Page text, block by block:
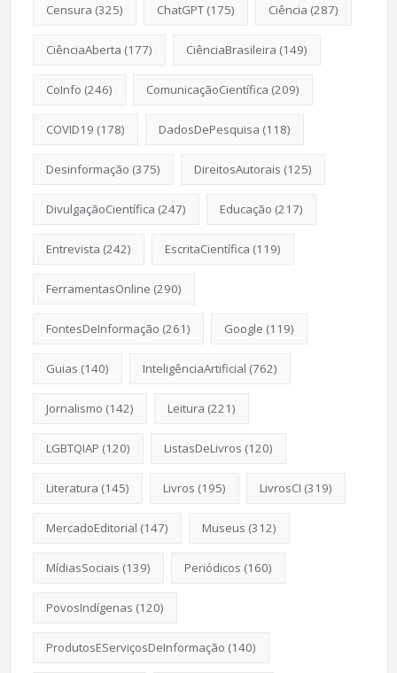
Censura (325) ChatGPT(175) Ciência (287)
CiênciaAberta (177) CiênciaBrasileira (149)
CoInfo (246) ComunicaçãoCientífica (209)
COVID19 (178) DadosDePesquisa (118)
Desinformação (375) DireitosAutorais (125)
DivulgaçãoCientífica (247) Educação (217)
Entrevista (242) EscritaCientífica (119)
FerramentasOnline (290)
FontesDeInformação (261) Google (119)
Guias (140) InteligênciaArtificial (762)
Jornalismo (142) Leitura (221)
LGBTQIAP (120) ListasDeLivros (120)
Literatura (145) Livros (195) LivrosCI (319)
MercadoEditorial (147) Museus (312)
MídiasSociais (139) Periódicos (160)
PovosIndígenas (120)
ProdutosEServiçosDeInformação (140)